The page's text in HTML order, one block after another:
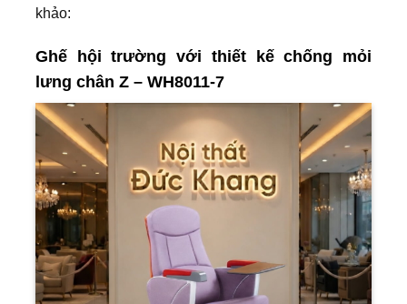
khảo:
Ghế hội trường với thiết kế chống mỏi
lưng chân Z – WH8011-7